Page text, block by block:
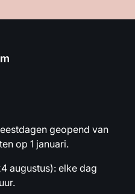
geopend van
op 1 januari.
augustus): elke dag